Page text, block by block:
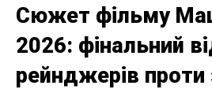
Сюжет фільму
2026: фінальний
рейнджерів проти